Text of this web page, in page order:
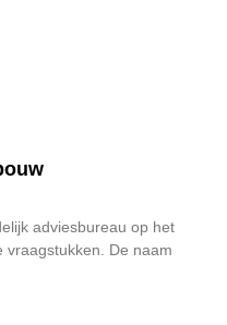
adviesbureau op het
vraagstukken. De naam